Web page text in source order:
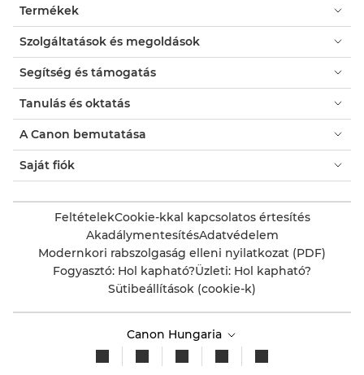
Termékek
Szolgáltatások és megoldások
Segítség és támogatás
Tanulás és oktatás
A Canon bemutatása
Saját fiók
FeltételekCookie-kkal kapcsolatos értesítés
AkadálymentesítésAdatvédelem
Modernkori rabszolgaság elleni nyilatkozat (PDF)
Fogyasztó: Hol kapható?Üzleti: Hol kapható?
Sütibeállítások (cookie-k)
Canon Hungaria